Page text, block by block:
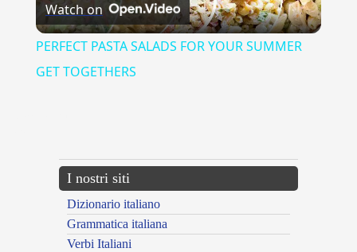
Video
Watch on
PERFECT PASTA SALADS FOR YOUR SUMMER
GET TOGETHERS
I nostri siti
Dizionario italiano
Grammatica italiana
Verbi Italiani